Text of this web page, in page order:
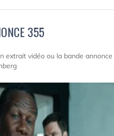
355
extrait vidéo ou la bande